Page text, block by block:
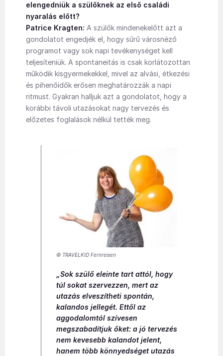
elengedniük a szülőknek az első családi
nyaralás előtt?
Patrice Kragten: A szülők mindenekelőtt azt a
gondolatot engedjék el, hogy sűrű városnéző
programot vagy sok napi tevékenységet kell
teljesíteniük. A spontaneitás is csak korlátozottan
működik kisgyermekekkel, mivel az alvási, étkezési
és pihenőidők erősen meghatározzák a napi
ritmust. Gyakran halljuk azt a gondolatot, hogy a
korábbi távoli utazásokat nagy tervezés és
előzetes foglalások nélkül tették meg.
© TRAVELKID Fernreisen
„Sok szülő eleinte tart attól, hogy
túl sokat szervezzen, mert az
utazás elveszítheti spontán,
kalandos jellegét. Ettől az
aggodalomtól szívesen
megszabadítjuk őket: a jó tervezés
nem kevesebb kalandot jelent,
hanem több könnyedséget utazás